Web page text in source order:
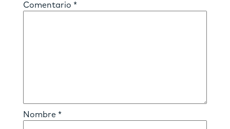
Comentario *
Nombre *